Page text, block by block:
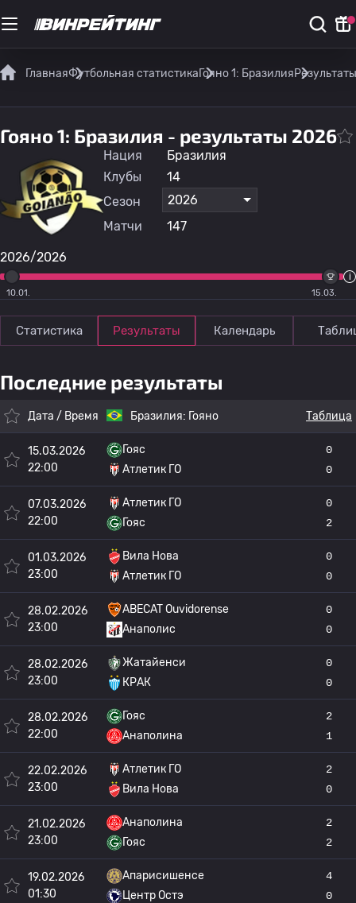
ГлавнаяФутбольная статистикаГояно 1: БразилияРезультаты
Гояно 1: Бразилия - результаты 2026
2026/2026
15.03.
10.01.
Нация
Бразилия
Клубы
14
Сезон
2026
Матчи
147
Статистика Результаты Календарь
Последние результаты
Дата / Время Бразилия: Гояно Таблица
15.03.2026
22:00
Гояс
Атлетик ГО
0
0
07.03.2026
22:00
Атлетик ГО
Гояс
0
2
01.03.2026
23:00
Вила Нова
Атлетик ГО
0
0
28.02.2026
23:00
ABECAT Ouvidorense
Анаполис
0
0
28.02.2026
23:00
Жатайенси
КРАК
0
0
28.02.2026
22:00
Гояс
Анаполина
2
1
22.02.2026
23:00
Атлетик ГО
Вила Нова
2
0
21.02.2026
23:00
Анаполина
Гояс
2
2
19.02.2026
01:30
Апарисишенсе
Центр Остэ
4
0